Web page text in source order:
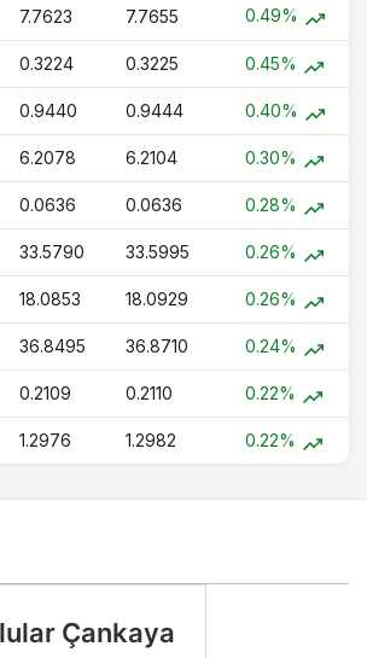
7.7623 7.7655 0.49%
0.3224 0.3225 0.45%
0.9440 0.9444 0.40%
6.2078 6.2104 0.30%
0.0636 0.0636 0.28%
33.5790 33.5995 0.26%
18.0853 18.0929 0.26%
36.8495 36.8710 0.24%
0.2109 0.2110 0.22%
1.2976 1.2982 0.22%